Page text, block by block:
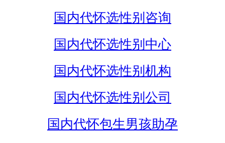
国内代怀选性别咨询
国内代怀选性别中心
国内代怀选性别机构
国内代怀选性别公司
国内代怀包生男孩助孕